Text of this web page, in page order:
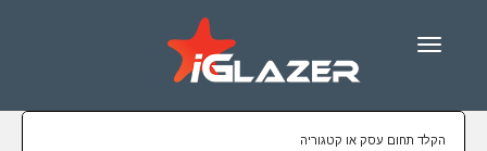
Menu